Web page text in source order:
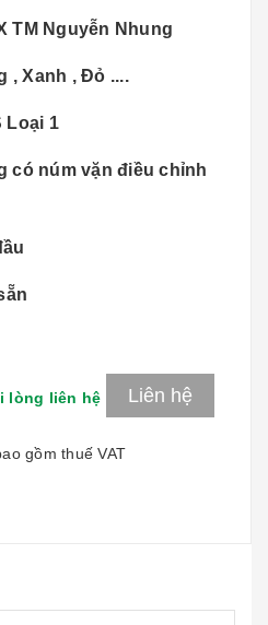
TM Nguyễn Nhung
, Xanh , Đỏ ....
Loại 1
có núm vặn điều chỉnh
lòng liên hệ Liên hệ
gồm thuế VAT